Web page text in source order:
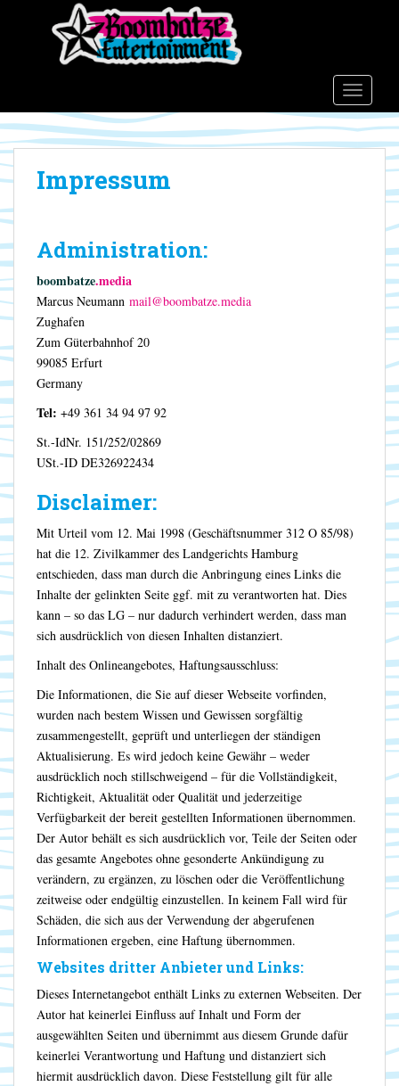
o
m
a
c
t
e
n
Impressum
Administration:
boombatze.media
Marcus Neumann mail@boombatze.media
Zughafen
Zum Güterbahnhof 20
99085 Erfurt
Germany
Tel: +49 361 34 94 97 92
St.-IdNr. 151/252/02869
USt.-ID DE326922434
Disclaimer:
Mit Urteil vom 12. Mai 1998 (Geschäftsnummer 312 O 85/98)
hat die 12. Zivilkammer des Landgerichts Hamburg
entschieden, dass man durch die Anbringung eines Links die
Inhalte der gelinkten Seite ggf. mit zu verantworten hat. Dies
kann – so das LG – nur dadurch verhindert werden, dass man
sich ausdrücklich von diesen Inhalten distanziert.
Inhalt des Onlineangebotes, Haftungsausschluss:
Die Informationen, die Sie auf dieser Webseite vorfinden,
wurden nach bestem Wissen und Gewissen sorgfältig
zusammengestellt, geprüft und unterliegen der ständigen
Aktualisierung. Es wird jedoch keine Gewähr – weder
ausdrücklich noch stillschweigend – für die Vollständigkeit,
Richtigkeit, Aktualität oder Qualität und jederzeitige
Verfügbarkeit der bereit gestellten Informationen übernommen.
Der Autor behält es sich ausdrücklich vor, Teile der Seiten oder
das gesamte Angebotes ohne gesonderte Ankündigung zu
verändern, zu ergänzen, zu löschen oder die Veröffentlichung
zeitweise oder endgültig einzustellen. In keinem Fall wird für
Schäden, die sich aus der Verwendung der abgerufenen
Informationen ergeben, eine Haftung übernommen.
Websites dritter Anbieter und Links:
Dieses Internetangebot enthält Links zu externen Webseiten. Der
Autor hat keinerlei Einfluss auf Inhalt und Form der
ausgewählten Seiten und übernimmt aus diesem Grunde dafür
keinerlei Verantwortung und Haftung und distanziert sich
hiermit ausdrücklich davon. Diese Feststellung gilt für alle